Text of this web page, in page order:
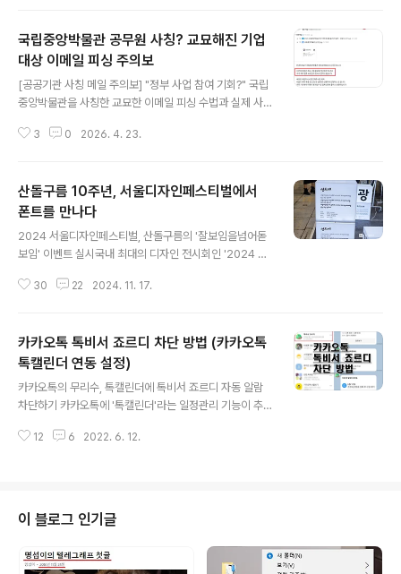
할 수 있는 등 매력적인 지원사항이 많아서 매우 관심이 간
다. Galaxy Z Fold7 | Z Flip7 사전예약 | KTGalaxy Z
Fold7, Flip7 가격은 낮추고, 혜택은 꽉 채운 KT닷컴 사전
예약m.shop.kt.com:444KT 갤럭시 폴더블 7 사전예약
음과 같다.1. 기기값 할인..
국립중앙박물관 공무원 사칭? 교묘해진 기업
대상 이메일 피싱 주의보
[공공기관 사칭 메일 주의보] "정부 사업 참여 기회?" 국립
중앙박물관을 사칭한 교묘한 이메일 피싱 수법과 실제 사
본다.요즘 사업하기 참 힘들다는 말이 절로 나온다. 주가 지
같은 일반 기업들은 그 온기를 전혀 느끼지 못하고 있다.정
부의 R&D 예산이 늘었다는 소식도 들리지만, 정작 현장에
서는 반도체 같은 특정 분야에만 쏠려 있는 느낌이라 소외
감이 들기도 하다. 이런 힘든 시기, 기업들의 절실한 마음을
주의가 필요하다. 필자가 직접 겪은 사례를 공유한다. 달콤
3 0 2026. 4. 23.
산돌구름 10주년, 서울디자인페스티벌에서
폰트를 만나다
2024 서울디자인페스티벌, 산돌구름의 '잘보임을넘어돋
보임' 이벤트 실시국내 최대의 디자인 전시회인 '2024 서
주말이라 그런지 무척 많은 분들이 전시회를 찾았다. 예전
구름 취재차 방문하였다. 산돌구름은 한글을 더욱 한글답
게 보일 수 있도록 다양한 연구와 창의로 우리나라 폰트 산
업을 주도하고 있다.산돌구름 10주년 캠페인, "잘 보임을
넘어 돋보임" 모두의 창작을 위한 베스트 폰트 플랫폼 | 산
돌구름나만의 폰트리스트가 완성되었습니다. 산돌구름 유
저들의 폰트리스트 목록에서 내 폰트리스트를 클릭해 링크
30 22 2024. 11. 17.
카카오톡 톡비서 죠르디 차단 방법 (카카오톡
톡캘린더 연동 설정)
카카오톡의 무리수, 톡캘린더에 톡비서 죠르디 자동 알람
차단하기 카카오톡에 '톡캘린더'라는 일정관리 기능이 추
디'라는 채널에서 알림 톡이 오기 시작한다. 카카오톡 채널
리수, 톡비서 죠르디/오늘의 브리핑 '톡비서 죠르디' 뿐만
아니라 '오늘이 브리핑' 까지 보내면서 캘린더를 사용하도
록 유도하고 있다. 캘린더 서비스는 구글, 네이버 등 플랫폼
서비스를 하는 곳이라면 모두 무료로 제공하는 서비스다.
12 6 2022. 6. 12.
이 블로그 인기글